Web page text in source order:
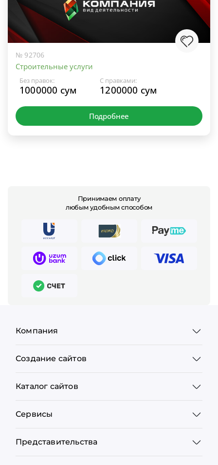
№ 92706
Строительные услуги
Без правок:
1000000 сум
С правками:
1200000 сум
Подробнее
Принимаем оплату
любым удобным способом
Компания
Создание сайтов
Каталог сайтов
Сервисы
Представительства